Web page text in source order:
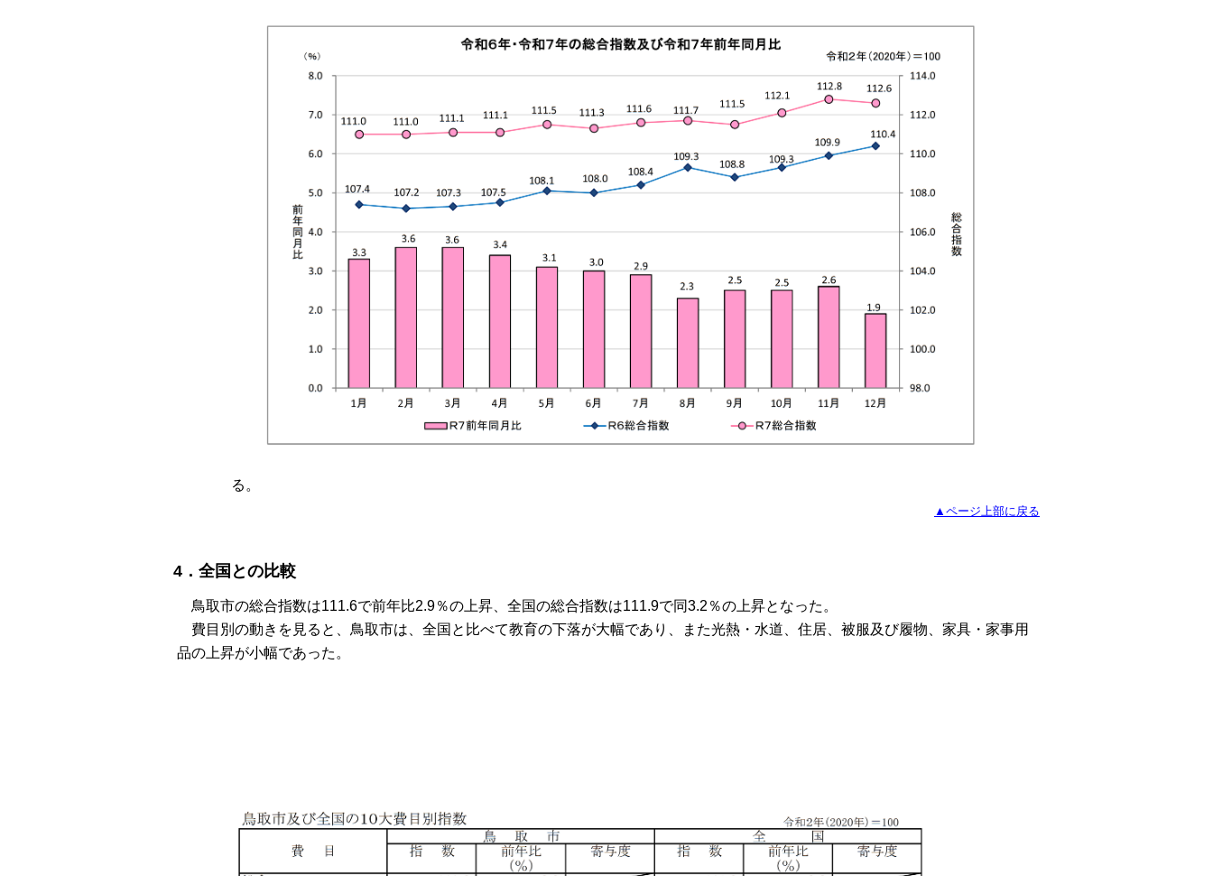
る。
▲ページ上部に戻る
4．全国との比較
鳥取市の総合指数は111.6で前年比2.9％の上昇、全国の総合指数は111.9で同3.2％の上昇となった。
費目別の動きを見ると、鳥取市は、全国と比べて教育の下落が大幅であり、また光熱・水道、住居、被服及び履物、家具・家事用
品の上昇が小幅であった。